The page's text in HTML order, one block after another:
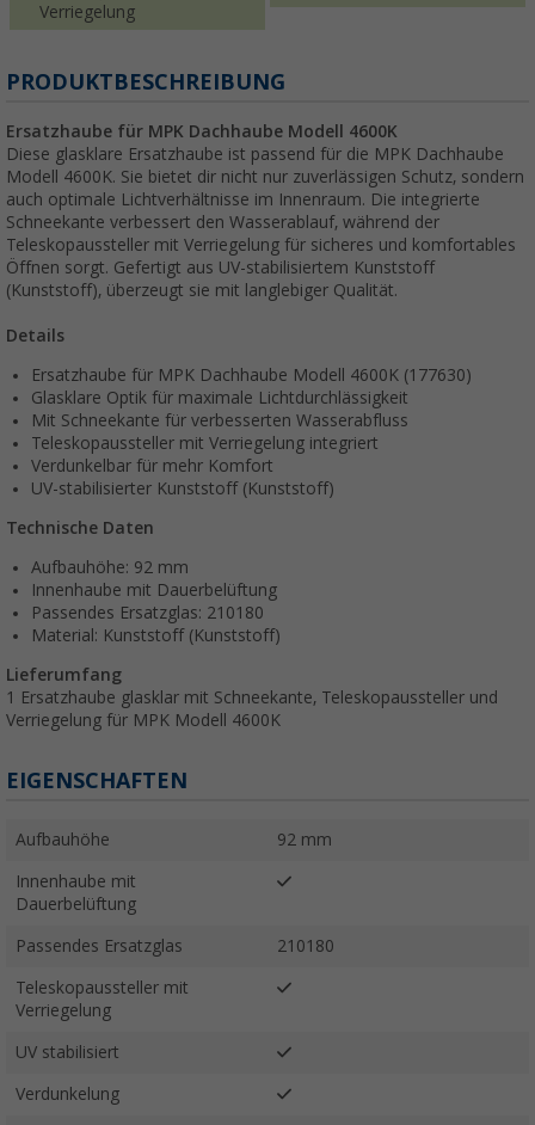
Verriegelung
PRODUKTBESCHREIBUNG
Ersatzhaube für MPK Dachhaube Modell 4600K
Diese glasklare Ersatzhaube ist passend für die MPK Dachhaube
Modell 4600K. Sie bietet dir nicht nur zuverlässigen Schutz, sondern
auch optimale Lichtverhältnisse im Innenraum. Die integrierte
Schneekante verbessert den Wasserablauf, während der
Teleskopaussteller mit Verriegelung für sicheres und komfortables
Öffnen sorgt. Gefertigt aus UV-stabilisiertem Kunststoff
(Kunststoff), überzeugt sie mit langlebiger Qualität.
Details
Ersatzhaube für MPK Dachhaube Modell 4600K (177630)
Glasklare Optik für maximale Lichtdurchlässigkeit
Mit Schneekante für verbesserten Wasserabfluss
Teleskopaussteller mit Verriegelung integriert
Verdunkelbar für mehr Komfort
UV-stabilisierter Kunststoff (Kunststoff)
Technische Daten
Aufbauhöhe: 92 mm
Innenhaube mit Dauerbelüftung
Passendes Ersatzglas: 210180
Material: Kunststoff (Kunststoff)
Lieferumfang
1 Ersatzhaube glasklar mit Schneekante, Teleskopaussteller und
Verriegelung für MPK Modell 4600K
EIGENSCHAFTEN
Aufbauhöhe 92 mm
Innenhaube mit
Dauerbelüftung
Passendes Ersatzglas 210180
Teleskopaussteller mit
Verriegelung
UV stabilisiert
Verdunkelung